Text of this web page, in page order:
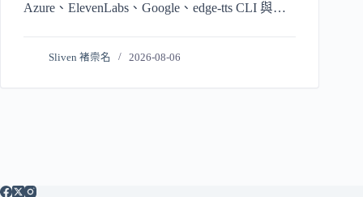
Azure、ElevenLabs、Google、edge-tts CLI 與
Sliven 褚崇名 2026-08-06